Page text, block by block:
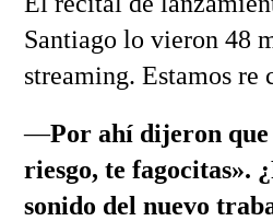
Santiago lo vieron 48
streaming. Estamos re
—Por ahí dijeron que
riesgo, te fagocitas».
sonido del nuevo